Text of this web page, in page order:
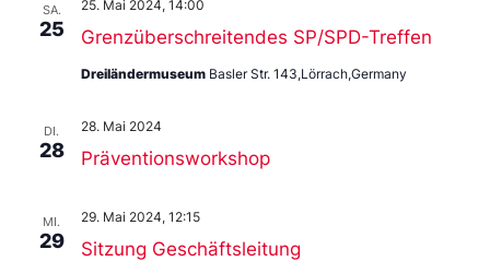
SA.
25 Grenzüberschreitendes SP/SPD-Treffen
25. Mai 2024, 14:00
Dreiländermuseum Basler Str. 143,Lörrach,Germany
DI.
28 Präventionsworkshop
28. Mai 2024
MI.
29 Sitzung Geschäftsleitung
29. Mai 2024, 12:15